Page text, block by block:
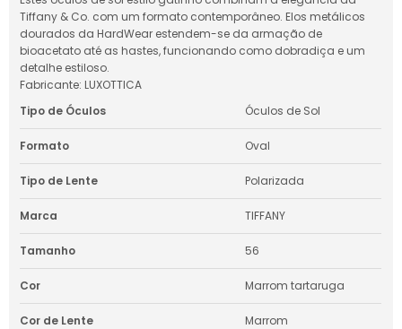
Tiffany & Co. com um formato contemporâneo. Elos metálicos
dourados da HardWear estendem-se da armação de
bioacetato até as hastes, funcionando como dobradiça e um
detalhe estiloso.
Fabricante: LUXOTTICA
Tipo de Óculos
Óculos de Sol
Formato Oval
Tipo de Lente Polarizada
Marca TIFFANY
Tamanho 56
Cor Marrom tartaruga
Cor de Lente Marrom